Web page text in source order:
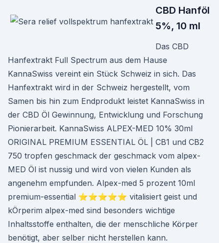
CBD Hanföl
5%, 10 ml
Das CBD
Hanfextrakt Full Spectrum aus dem Hause
KannaSwiss vereint ein Stück Schweiz in sich. Das
Hanfextrakt wird in der Schweiz hergestellt, vom
Samen bis hin zum Endprodukt leistet KannaSwiss in
der CBD Öl Gewinnung, Entwicklung und Forschung
Pionierarbeit. KannaSwiss ALPEX-MED 10% 30ml
ORIGINAL PREMIUM ESSENTIAL ÖL | CB1 und CB2
750 tropfen geschmack der geschmack vom alpex-
MED Öl ist nussig und wird von vielen Kunden als
angenehm empfunden. Alpex-med 5 prozent 10ml
premium-essential ⭐️⭐️⭐️⭐️⭐️ vitalisiert geist und
kÖrperim alpex-med sind besonders wichtige
Inhaltsstoffe enthalten, die der menschliche Körper
benötigt, aber selber nicht herstellen kann.